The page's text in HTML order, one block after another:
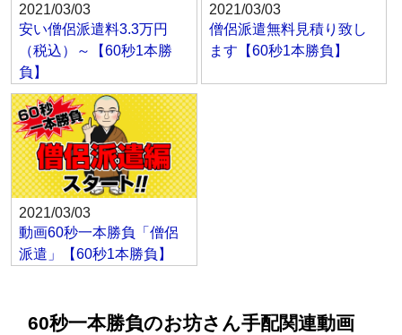
2021/03/03
安い僧侶派遣料3.3万円
（税込）～【60秒1本勝
負】
2021/03/03
僧侶派遣無料見積り致し
ます【60秒1本勝負】
2021/03/03
動画60秒一本勝負「僧侶
派遣」【60秒1本勝負】
60秒一本勝負のお坊さん手配関連動画